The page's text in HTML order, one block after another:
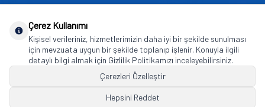
Goodyear (and Winged Foot Design) are trademarks of or licensed to The Goodyear
Tire & Rubber Company used under license by Basbug Group Company,
Istanbul/Türkiye. © 2026 The Goodyear Tire & Rubber Company.
Çerez Kullanımı
Kişisel verileriniz, hizmetlerimizin daha iyi bir şekilde sunulması
için mevzuata uygun bir şekilde toplanıp işlenir. Konuyla ilgili
detaylı bilgi almak için Gizlilik Politikamızı inceleyebilirsiniz.
Çerezleri Özelleştir
Hepsini Reddet